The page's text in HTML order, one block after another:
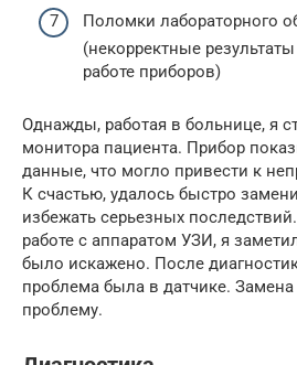
Поломки лабораторного
(некорректные
работе приборов)
Однажды, работая в больнице, я
монитора пациента. Прибор
данные, что могло привести к
К счастью, удалось быстро
избежать серьезных
работе с аппаратом УЗИ, я
было искажено. После
проблема была в датчике.
проблему.